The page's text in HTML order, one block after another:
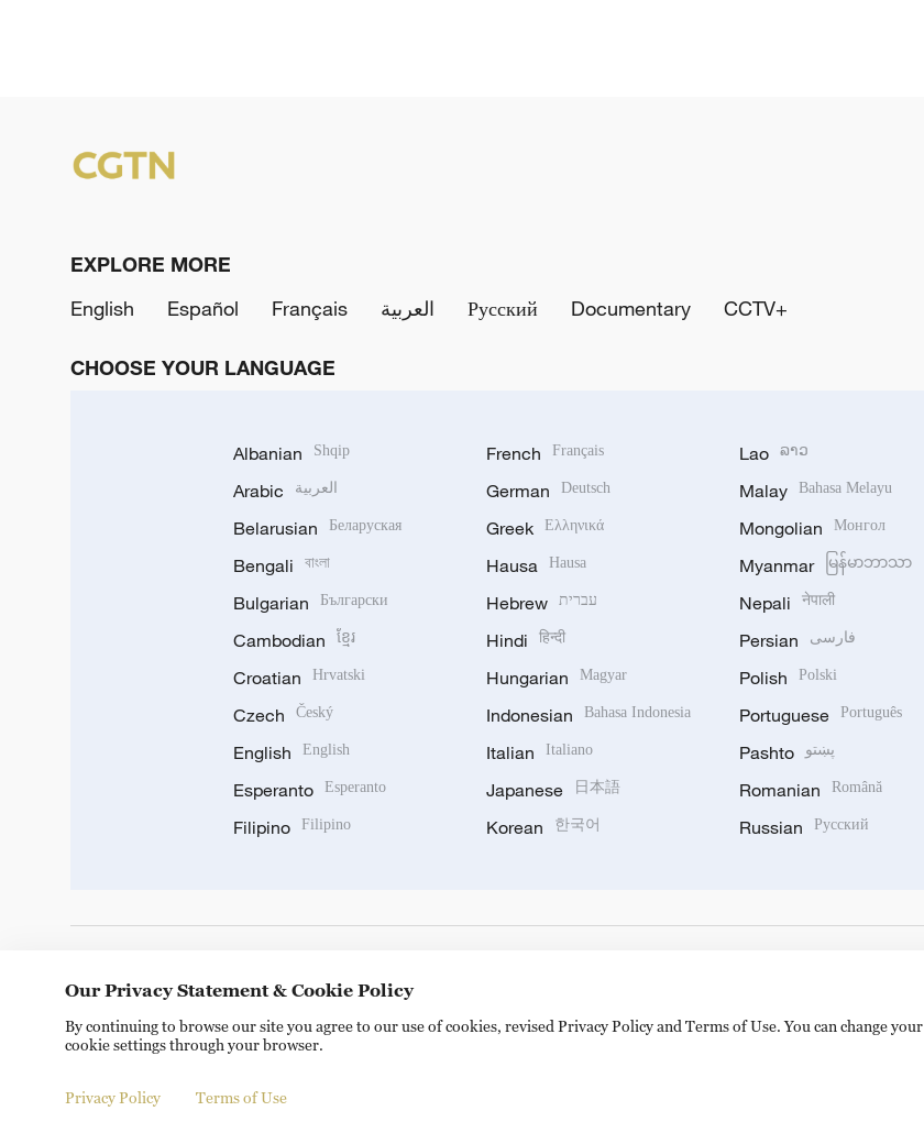
EXPLORE MORE
English
Español Français العربية Русский Documentary CCTV+
CHOOSE YOUR LANGUAGE
Albanian Shqip
Arabic العربية
Belarusian Беларуская
Bengali বাংলা
Bulgarian Български
Cambodian ខ្មែរ
Croatian Hrvatski
Czech Český
English English
Esperanto Esperanto
Filipino Filipino
French Français
German Deutsch
Greek Ελληνικά
Hausa Hausa
Hebrew עברית
Hindi हिन्दी
Hungarian Magyar
Indonesian Bahasa Indonesia
Italian Italiano
Japanese 日本語
Korean 한국어
Lao ລາວ
Malay Bahasa Melayu
Mongolian Монгол
Myanmar မြန်မာဘာသာ
Nepali नेपाली
Persian فارسی
Polish Polski
Portuguese Português
Pashto پښتو
Romanian Română
Russian Русский
Copyright © 2024 CGTN. 京ICP备20000184号
Our Privacy Statement & Cookie Policy
By continuing to browse our site you agree to our use of cookies, revised Privacy Policy and Terms of Use. You can change your
cookie settings through your browser.
Privacy Policy Terms of Use